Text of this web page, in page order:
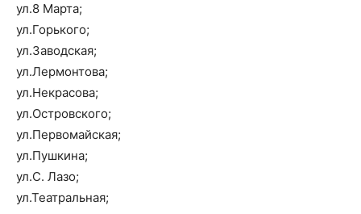
ул.8 Марта;
ул.Горького;
ул.Заводская;
ул.Лермонтова;
ул.Некрасова;
ул.Островского;
ул.Первомайская;
ул.Пушкина;
ул.С. Лазо;
ул.Театральная;